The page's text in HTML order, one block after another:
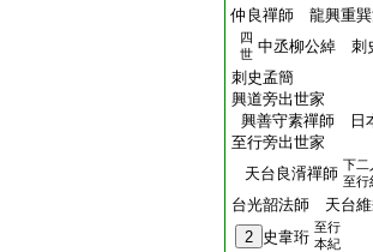
仲良禪師 龍興重巽
四
世 中丞柳公綽 刺
刺史孟簡
興道旁出世家
興善守素禪師 日
至行旁出世家
天台良湑禪師 下二
至行
台光韶法師 天台
2 史韋珩
至行
本紀